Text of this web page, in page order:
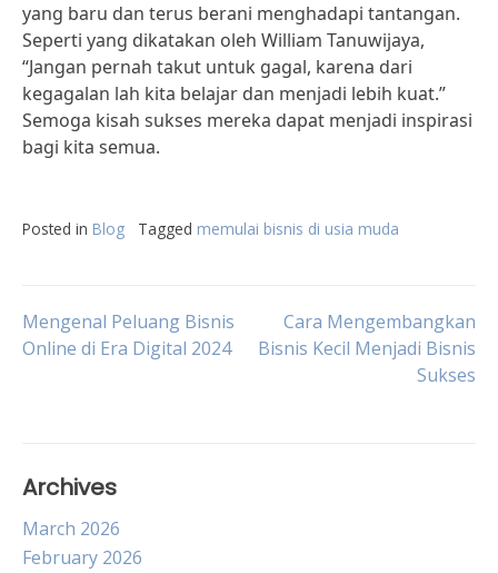
yang baru dan terus berani menghadapi tantangan.
Seperti yang dikatakan oleh William Tanuwijaya,
“Jangan pernah takut untuk gagal, karena dari
kegagalan lah kita belajar dan menjadi lebih kuat.”
Semoga kisah sukses mereka dapat menjadi inspirasi
bagi kita semua.
Posted in Blog Tagged memulai bisnis di usia muda
Post
Mengenal Peluang Bisnis
Online di Era Digital 2024
Cara Mengembangkan
Bisnis Kecil Menjadi Bisnis
Sukses
Archives
March 2026
February 2026